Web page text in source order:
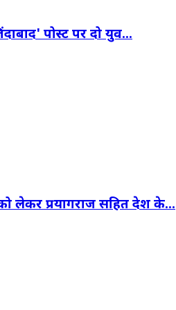
पोस्ट पर दो युव...
लेकर प्रयागराज सहित देश के...